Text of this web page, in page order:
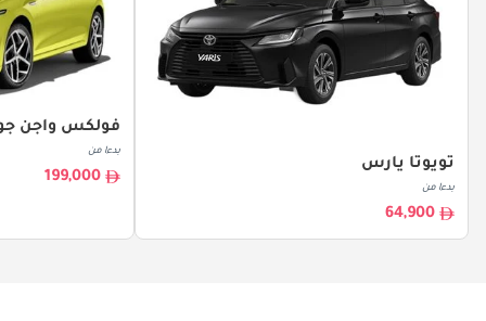
تويوتا يارس
بدءا من
64,900
فولكس واجن
بدءا من
199,000